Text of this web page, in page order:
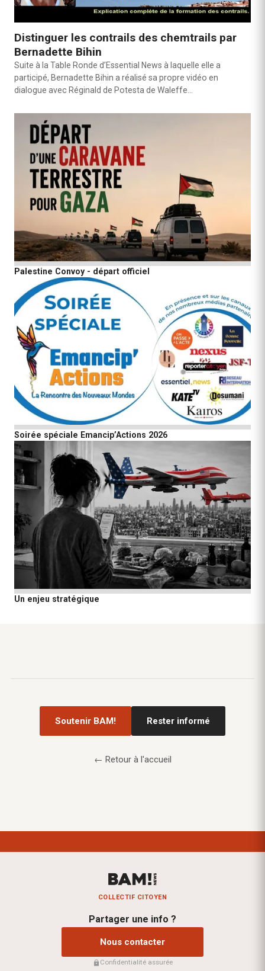
Distinguer les contrails des chemtrails par
Bernadette Bihin
Suite à la Table Ronde d’Essential News à laquelle elle a
participé, Bernadette Bihin a réalisé sa propre vidéo en
dialogue avec Réginald de Potesta de Waleffe…
Palestine Convoy - départ officiel
Soirée spéciale Emancip’Actions 2026
Un enjeu stratégique
Soutenir BAM! Rester informé
← Retour à l'accueil
COLLECTIF CITOYEN
Partager une info ?
Nous contacter
Confidentialité assurée